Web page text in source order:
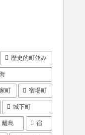
歴史的町並み
町 宿場町
城下町
離島 宿